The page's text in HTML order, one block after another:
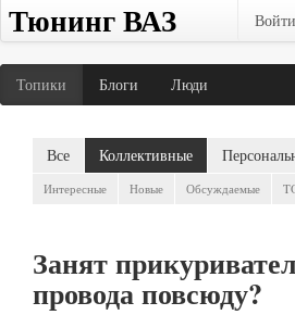
Тюнинг ВАЗ Войти
Топики Блоги Люди
Все Коллективные
Интересные Новые Обсуждаемые
Занят
провода повсюду?